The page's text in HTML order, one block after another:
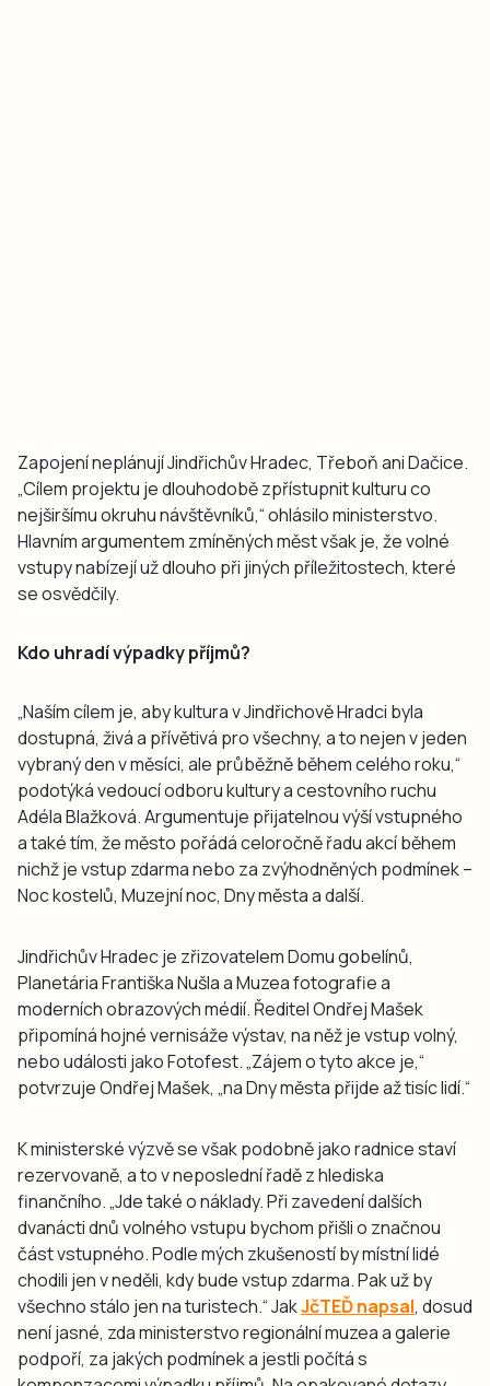
Zapojení neplánují Jindřichův Hradec, Třeboň ani Dačice.
„Cílem projektu je dlouhodobě zpřístupnit kulturu co
nejširšímu okruhu návštěvníků,“ ohlásilo ministerstvo.
Hlavním argumentem zmíněných měst však je, že volné
vstupy nabízejí už dlouho při jiných příležitostech, které
se osvědčily.
Kdo uhradí výpadky příjmů?
„Naším cílem je, aby kultura v Jindřichově Hradci byla
dostupná, živá a přívětivá pro všechny, a to nejen v jeden
vybraný den v měsíci, ale průběžně během celého roku,“
podotýká vedoucí odboru kultury a cestovního ruchu
Adéla Blažková. Argumentuje přijatelnou výší vstupného
a také tím, že město pořádá celoročně řadu akcí během
nichž je vstup zdarma nebo za zvýhodněných podmínek –
Noc kostelů, Muzejní noc, Dny města a další.
Jindřichův Hradec je zřizovatelem Domu gobelínů,
Planetária Františka Nušla a Muzea fotografie a
moderních obrazových médií. Ředitel Ondřej Mašek
připomíná hojné vernisáže výstav, na něž je vstup volný,
nebo události jako Fotofest. „Zájem o tyto akce je,“
potvrzuje Ondřej Mašek, „na Dny města přijde až tisíc lidí.“
K ministerské výzvě se však podobně jako radnice staví
rezervovaně, a to v neposlední řadě z hlediska
finančního. „Jde také o náklady. Při zavedení dalších
dvanácti dnů volného vstupu bychom přišli o značnou
část vstupného. Podle mých zkušeností by místní lidé
chodili jen v neděli, kdy bude vstup zdarma. Pak už by
všechno stálo jen na turistech.“ JakJčTEĎ napsal, dosud
není jasné, zda ministerstvo regionální muzea a galerie
podpoří, za jakých podmínek a jestli počítá s